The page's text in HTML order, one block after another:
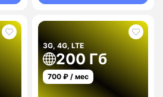
3G, 4G, LTE
200 Гб
700 ₽ / мес